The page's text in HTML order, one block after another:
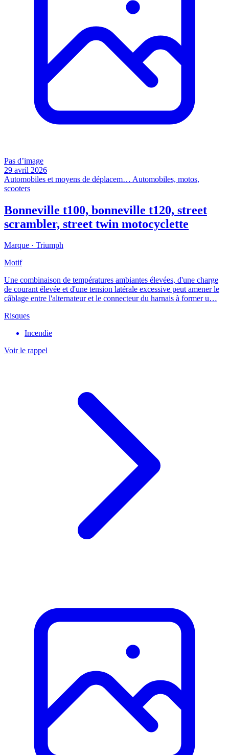
Pas d’image
29 avril 2026
Automobiles et moyens de déplacem… Automobiles, motos,
scooters
Bonneville t100, bonneville t120, street
scrambler, street twin motocyclette
Marque · Triumph
Motif
Une combinaison de températures ambiantes élevées, d'une charge
de courant élevée et d'une tension latérale excessive peut amener le
câblage entre l'alternateur et le connecteur du harnais à former u…
Risques
Incendie
Voir le rappel